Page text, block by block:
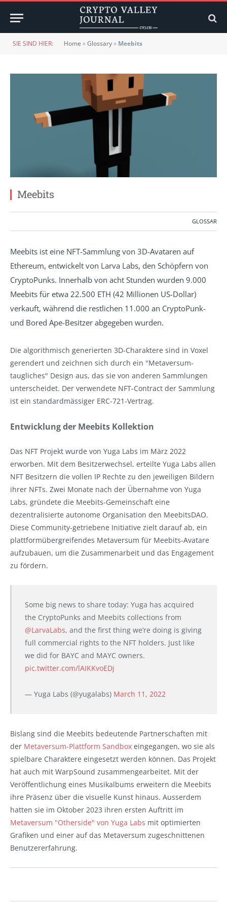
SIE SIND HIER: Home »Glossary» Meebits
Meebits
GLOSSAR
Meebits ist eine NFT-Sammlung von 3D-Avataren auf
Ethereum, entwickelt von Larva Labs, den Schöpfern von
CryptoPunks. Innerhalb von acht Stunden wurden 9.000
Meebits für etwa 22.500 ETH (42 Millionen US-Dollar)
verkauft, während die restlichen 11.000 an CryptoPunk-
und Bored Ape-Besitzer abgegeben wurden.
Die algorithmisch generierten 3D-Charaktere sind in Voxel
gerendert und zeichnen sich durch ein "Metaversum-
taugliches" Design aus, das sie von anderen Sammlungen
unterscheidet. Der verwendete NFT-Contract der Sammlung
ist ein standardmässiger ERC-721-Vertrag.
Entwicklung der Meebits Kollektion
Das NFT Projekt wurde von Yuga Labs im März 2022
erworben. Mit dem Besitzerwechsel, erteilte Yuga Labs allen
NFT Besitzern die vollen IP Rechte zu den jeweiligen Bildern
ihrer NFTs. Zwei Monate nach der Übernahme von Yuga
Labs, gründete die Meebits-Gemeinschaft eine
dezentralisierte autonome Organisation den MeebitsDAO.
Diese Community-getriebene Initiative zielt darauf ab, ein
plattformübergreifendes Metaversum für Meebits-Avatare
aufzubauen, um die Zusammenarbeit und das Engagement
zu fördern.
Some big news to share today: Yuga has acquired
the CryptoPunks and Meebits collections from
@LarvaLabs, and the first thing we’re doing is giving
full commercial rights to the NFT holders. Just like
we did for BAYC and MAYC owners.
pic.twitter.com/lAIKKvoEDj
— Yuga Labs (@yugalabs) March 11, 2022
Bislang sind die Meebits bedeutende Partnerschaften mit
der Metaversum-Plattform Sandbox eingegangen, wo sie als
spielbare Charaktere eingesetzt werden können. Das Projekt
hat auch mit WarpSound zusammengearbeitet. Mit der
Veröffentlichung eines Musikalbums erweitern die Meebits
ihre Präsenz über die visuelle Kunst hinaus. Ausserdem
hatten sie im Oktober 2023 ihren ersten Auftritt im
Metaversum "Otherside" von Yuga Labs mit optimierten
Grafiken und einer auf das Metaversum zugeschnittenen
Benutzererfahrung.